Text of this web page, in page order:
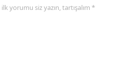
yorumu siz yazın, tartışalım *